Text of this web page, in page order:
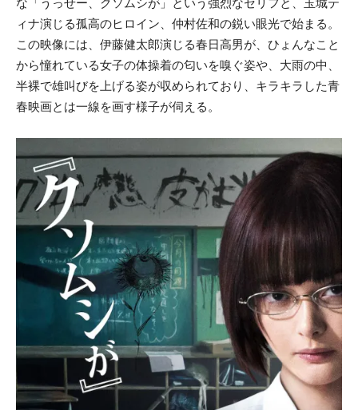
な「うっせー、クソムシが」という強烈なセリフと、玉城テ
ィナ演じる孤高のヒロイン、仲村佐和の鋭い眼光で始まる。
この映像には、伊藤健太郎演じる春日高男が、ひょんなこと
から憧れている女子の体操着の匂いを嗅ぐ姿や、大雨の中、
半裸で雄叫びを上げる姿が収められており、キラキラした青
春映画とは一線を画す様子が伺える。